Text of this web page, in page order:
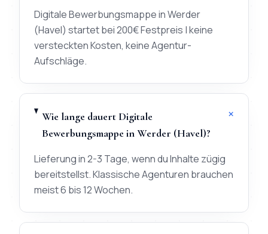
Digitale Bewerbungsmappe in Werder
(Havel) startet bei 200€ Festpreis | keine
versteckten Kosten, keine Agentur-
Aufschläge.
Wie lange dauert Digitale
Bewerbungsmappe in Werder (Havel)?
+
Lieferung in 2-3 Tage, wenn du Inhalte zügig
bereitstellst. Klassische Agenturen brauchen
meist 6 bis 12 Wochen.